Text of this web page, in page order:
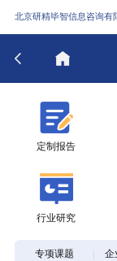
北京研精毕智信息咨询有
定制报告
行业研究
专项课题 企